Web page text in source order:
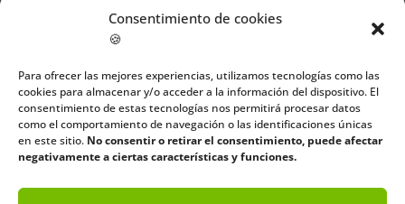
Consentimiento de cookies
🍪
Para ofrecer las mejores experiencias, utilizamos tecnologías como las
cookies para almacenar y/o acceder a la información del dispositivo. El
consentimiento de estas tecnologías nos permitirá procesar datos
como el comportamiento de navegación o las identificaciones únicas
en este sitio. No consentir o retirar el consentimiento, puede afectar
negativamente a ciertas características y funciones.
Guarda mi nombre, correo
electrónico y web en este navegador
para la próxima vez que comente.
Enviar comentario